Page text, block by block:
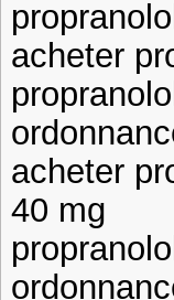
acheter
acheter
40 mg